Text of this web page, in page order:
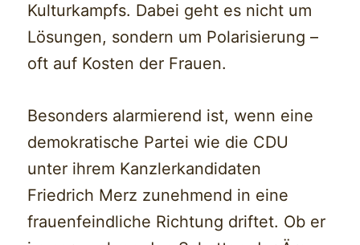
Kulturkampfs. Dabei geht es nicht um
Lösungen, sondern um Polarisierung –
oft auf Kosten der Frauen.
Besonders alarmierend ist, wenn eine
demokratische Partei wie die CDU
unter ihrem Kanzlerkandidaten
Friedrich Merz zunehmend in eine
frauenfeindliche Richtung driftet. Ob er